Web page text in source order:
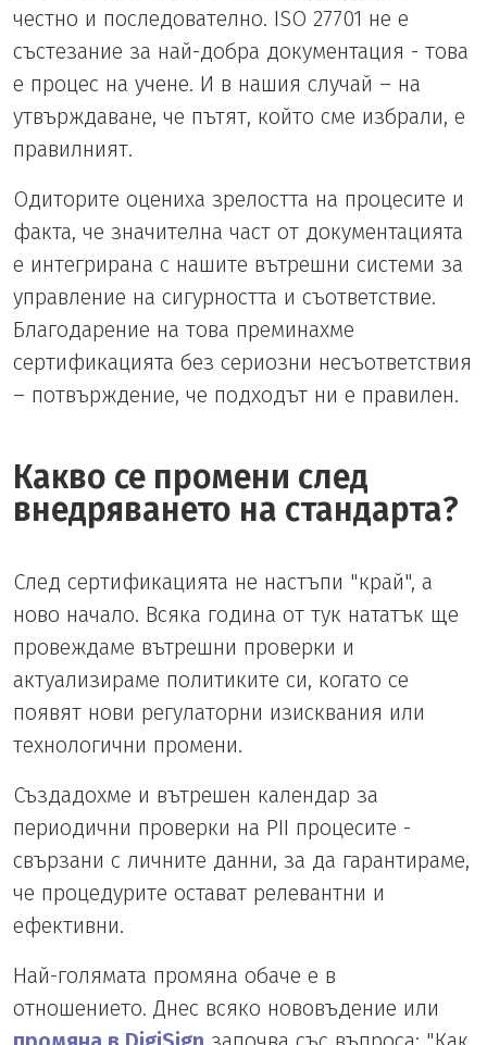
честно и последователно. ISO 27701 не е
състезание за най-добра документация - това
е процес на учене. И в нашия случай – на
утвърждаване, че пътят, който сме избрали, е
правилният.
Одиторите оцениха зрелостта на процесите и
факта, че значителна част от документацията
е интегрирана с нашите вътрешни системи за
управление на сигурността и съответствие.
Благодарение на това преминахме
сертификацията без сериозни несъответствия
– потвърждение, че подходът ни е правилен.
Какво се промени след
внедряването на стандарта?
След сертификацията не настъпи "край", а
ново начало. Всяка година от тук нататък ще
провеждаме вътрешни проверки и
актуализираме политиките си, когато се
появят нови регулаторни изисквания или
технологични промени.
Създадохме и вътрешен календар за
периодични проверки на PII процесите -
свързани с личните данни, за да гарантираме,
че процедурите остават релевантни и
ефективни.
Най-голямата промяна обаче е в
отношението. Днес всяко нововъдение или